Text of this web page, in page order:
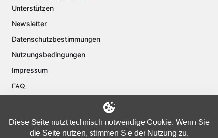
Unterstützen
Newsletter
Datenschutzbestimmungen
Nutzungsbedingungen
Impressum
FAQ
Diese Seite nutzt technisch notwendige Cookie. Wenn Sie
die Seite nutzen, stimmen Sie der Nutzung zu.